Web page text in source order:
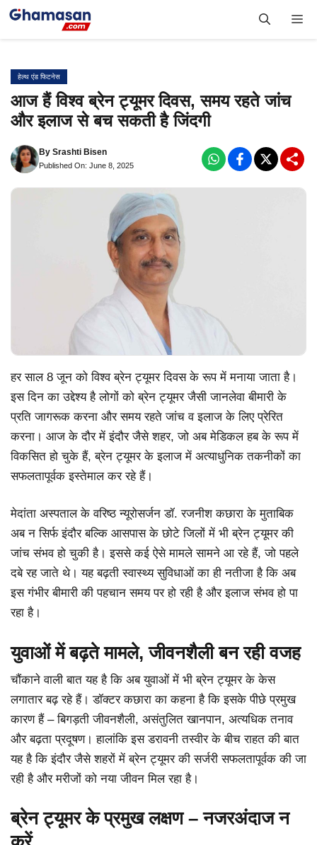
Skip
हेल्थ एंड फिटनेस
आज हैं विश्व ब्रेन ट्यूमर दिवस, समय रहते जांच
और इलाज से बच सकती है जिंदगी
By Srashti Bisen
Published On: June 8, 2025
हर साल 8 जून को विश्व ब्रेन ट्यूमर दिवस के रूप में मनाया जाता है।
इस दिन का उद्देश्य है लोगों को ब्रेन ट्यूमर जैसी जानलेवा बीमारी के
प्रति जागरूक करना और समय रहते जांच व इलाज के लिए प्रेरित
करना। आज के दौर में इंदौर जैसे शहर, जो अब मेडिकल हब के रूप में
विकसित हो चुके हैं, ब्रेन ट्यूमर के इलाज में अत्याधुनिक तकनीकों का
सफलतापूर्वक इस्तेमाल कर रहे हैं।
मेदांता अस्पताल के वरिष्ठ न्यूरोसर्जन डॉ. रजनीश कछारा के मुताबिक
अब न सिर्फ इंदौर बल्कि आसपास के छोटे जिलों में भी ब्रेन ट्यूमर की
जांच संभव हो चुकी है। इससे कई ऐसे मामले सामने आ रहे हैं, जो पहले
दबे रह जाते थे। यह बढ़ती स्वास्थ्य सुविधाओं का ही नतीजा है कि अब
इस गंभीर बीमारी की पहचान समय पर हो रही है और इलाज संभव हो पा
रहा है।
युवाओं में बढ़ते मामले, जीवनशैली बन रही वजह
चौंकाने वाली बात यह है कि अब युवाओं में भी ब्रेन ट्यूमर के केस
लगातार बढ़ रहे हैं। डॉक्टर कछारा का कहना है कि इसके पीछे प्रमुख
कारण हैं – बिगड़ती जीवनशैली, असंतुलित खानपान, अत्यधिक तनाव
और बढ़ता प्रदूषण। हालांकि इस डरावनी तस्वीर के बीच राहत की बात
यह है कि इंदौर जैसे शहरों में ब्रेन ट्यूमर की सर्जरी सफलतापूर्वक की जा
रही है और मरीजों को नया जीवन मिल रहा है।
ब्रेन ट्यूमर के प्रमुख लक्षण – नजरअंदाज न